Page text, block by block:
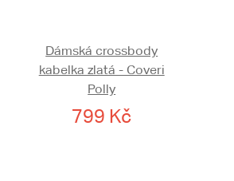
Dámská crossbody
kabelka zlatá - Coveri
Polly
799 Kč